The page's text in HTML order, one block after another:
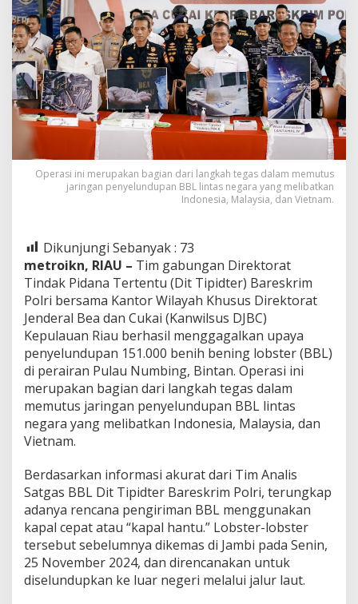
Operasi ini merupakan bagian dari langkah tegas dalam memutus
jaringan penyelundupan BBL lintas negara yang melibatkan
Indonesia, Malaysia, dan Vietnam.
Dikunjungi Sebanyak : 73
metroikn, RIAU – Tim gabungan Direktorat
Tindak Pidana Tertentu (Dit Tipidter) Bareskrim
Polri bersama Kantor Wilayah Khusus Direktorat
Jenderal Bea dan Cukai (Kanwilsus DJBC)
Kepulauan Riau berhasil menggagalkan upaya
penyelundupan 151.000 benih bening lobster (BBL)
di perairan Pulau Numbing, Bintan. Operasi ini
merupakan bagian dari langkah tegas dalam
memutus jaringan penyelundupan BBL lintas
negara yang melibatkan Indonesia, Malaysia, dan
Vietnam.
Berdasarkan informasi akurat dari Tim Analis
Satgas BBL Dit Tipidter Bareskrim Polri, terungkap
adanya rencana pengiriman BBL menggunakan
kapal cepat atau “kapal hantu.” Lobster-lobster
tersebut sebelumnya dikemas di Jambi pada Senin,
25 November 2024, dan direncanakan untuk
diselundupkan ke luar negeri melalui jalur laut.